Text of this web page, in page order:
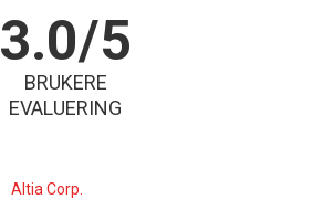
3.0/5
BRUKERE
EVALUERING
Altia Corp.